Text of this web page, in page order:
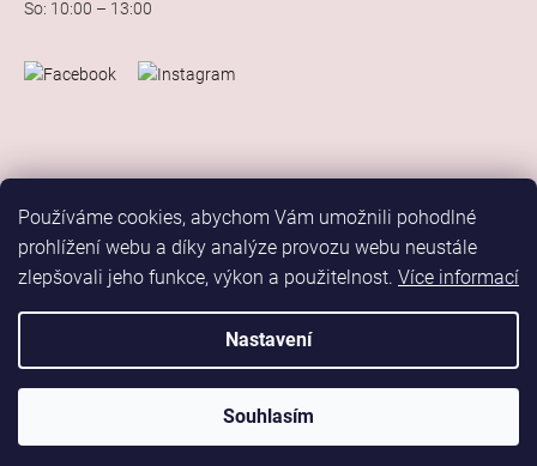
Používáme cookies, abychom Vám umožnili pohodlné
prohlížení webu a díky analýze provozu webu neustále
zlepšovali jeho funkce, výkon a použitelnost. Více informací
Nastavení
Souhlasím
So: 10:00 – 13:00
Vytvořil Shoptet
Elis Dance Sport . Všechna práva vyhrazena.
Upravit nastavení cookiesMarketing